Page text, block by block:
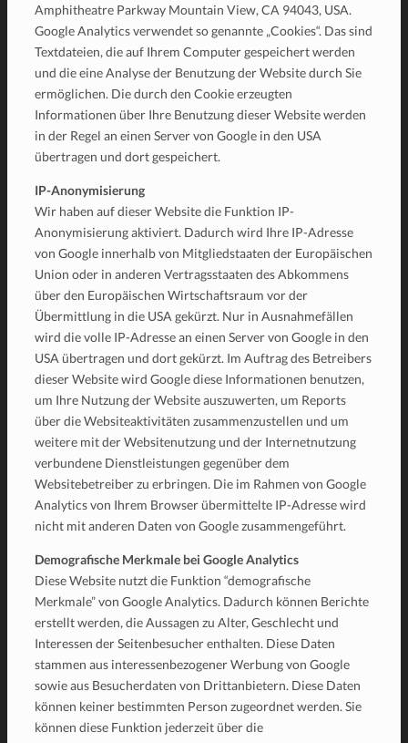
Amphitheatre Parkway Mountain View, CA 94043, USA.
Google Analytics verwendet so genannte „Cookies“. Das sind
Textdateien, die auf Ihrem Computer gespeichert werden
und die eine Analyse der Benutzung der Website durch Sie
ermöglichen. Die durch den Cookie erzeugten
Informationen über Ihre Benutzung dieser Website werden
in der Regel an einen Server von Google in den USA
übertragen und dort gespeichert.
IP-Anonymisierung
Wir haben auf dieser Website die Funktion IP-
Anonymisierung aktiviert. Dadurch wird Ihre IP-Adresse
von Google innerhalb von Mitgliedstaaten der Europäischen
Union oder in anderen Vertragsstaaten des Abkommens
über den Europäischen Wirtschaftsraum vor der
Übermittlung in die USA gekürzt. Nur in Ausnahmefällen
wird die volle IP-Adresse an einen Server von Google in den
USA übertragen und dort gekürzt. Im Auftrag des Betreibers
dieser Website wird Google diese Informationen benutzen,
um Ihre Nutzung der Website auszuwerten, um Reports
über die Websiteaktivitäten zusammenzustellen und um
weitere mit der Websitenutzung und der Internetnutzung
verbundene Dienstleistungen gegenüber dem
Websitebetreiber zu erbringen. Die im Rahmen von Google
Analytics von Ihrem Browser übermittelte IP-Adresse wird
nicht mit anderen Daten von Google zusammengeführt.
Demografische Merkmale bei Google Analytics
Diese Website nutzt die Funktion “demografische
Merkmale” von Google Analytics. Dadurch können Berichte
erstellt werden, die Aussagen zu Alter, Geschlecht und
Interessen der Seitenbesucher enthalten. Diese Daten
stammen aus interessenbezogener Werbung von Google
sowie aus Besucherdaten von Drittanbietern. Diese Daten
können keiner bestimmten Person zugeordnet werden. Sie
können diese Funktion jederzeit über die